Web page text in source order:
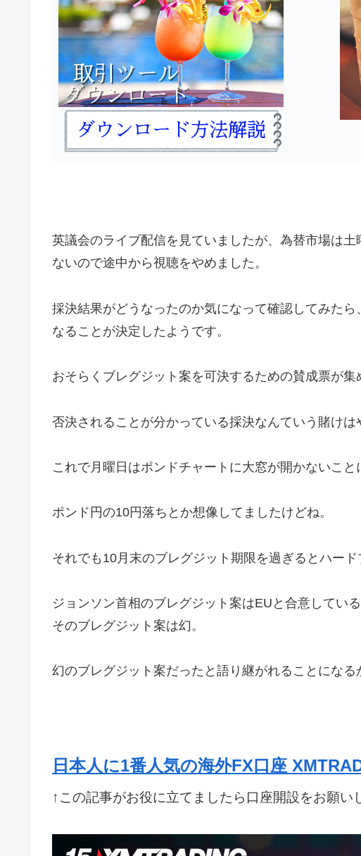
英議会のライブ配信を見ていましたが、為替市場は
ないので途中から視聴をやめました。
採決結果がどうなったのか気になって確認してみた
なることが決定したようです。
おそらくブレグジット案を可決するための賛成票が集
否決されることが分かっている採決なんていう賭けは
これで月曜日はポンドチャートに大窓が開かないこと
ポンド円の10円落ちとか想像してましたけどね。
それでも10月末のブレグジット期限を過ぎるとハード
ジョンソン首相のブレグジット案はEUと合意してい
そのブレグジット案は幻。
幻のブレグジット案だったと語り継がれることになる
日本人に1番人気の海外FX口座
↑この記事がお役に立てましたら口座開設をお願い